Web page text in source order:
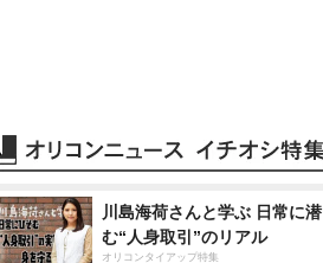
川島海荷さんと学ぶ 日常に潜
む“人身取引”のリアル
オリコンタイアップ特集